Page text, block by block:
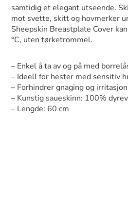
samtidig et elegant utseende.
mot svette, skitt og hovmerker
Sheepskin Breastplate Cover
°C, uten tørketrommel.
– Enkel å ta av og på med
– Ideell for hester med sensitiv
– Forhindrer gnaging og irritasjon
– Kunstig saueskinn: 100%
– Lengde: 60 cm